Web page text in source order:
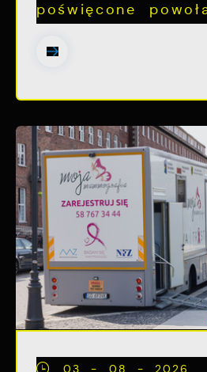
poświęcone
03 - 08 - 2026